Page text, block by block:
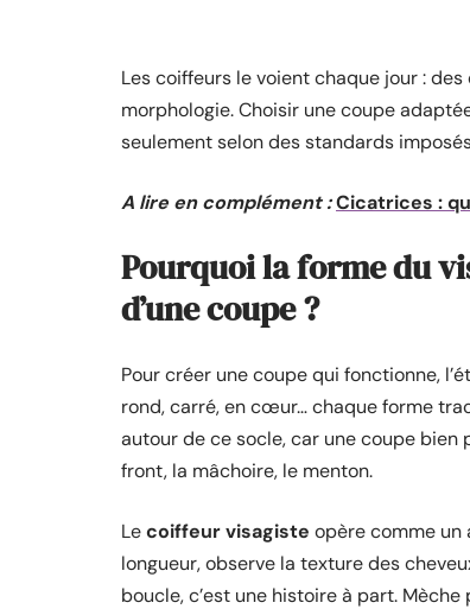
Les coiffeurs le voient chaque jour :
morphologie. Choisir une coupe
seulement selon des standards
A lire en complément :Cicatrices :
Pourquoi la forme du
d’une coupe ?
Pour créer une coupe qui fonctionne,
rond, carré, en cœur… chaque forme
autour de ce socle, car une coupe bien
front, la mâchoire, le menton.
Lecoiffeur visagiste opère comme un
longueur, observe la texture des
boucle, c’est une histoire à part.